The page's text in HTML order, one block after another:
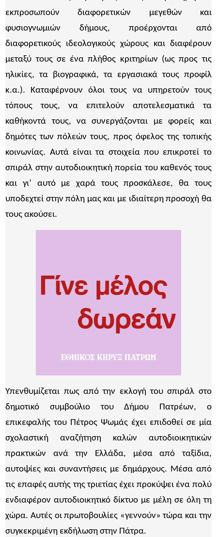
εκπροσωπούν διαφορετικών μεγεθών και
φυσιογνωμιών δήμους, προέρχονται από
διαφορετικούς ιδεολογικούς χώρους και διαφέρουν
μεταξύ τους σε ένα πλήθος κριτηρίων (ως προς τις
ηλικίες, τα βιογραφικά, τα εργασιακά τους προφίλ
κ.α.). Καταφέρνουν όλοι τους να υπηρετούν τους
τόπους τους, να επιτελούν αποτελεσματικά τα
καθήκοντά τους, να συνεργάζονται με φορείς και
δημότες των πόλεών τους, προς όφελος της τοπικής
κοινωνίας. Αυτά είναι τα στοιχεία που επικροτεί το
σπιράλ στην αυτοδιοικητική πορεία του καθενός τους
και γι’ αυτό με χαρά τους προσκάλεσε, θα τους
υποδεχτεί στην πόλη μας και με ιδιαίτερη προσοχή θα
τους ακούσει.
Υπενθυμίζεται πως από την εκλογή του σπιράλ στο
δημοτικό συμβούλιο του Δήμου Πατρέων, ο
επικεφαλής του Πέτρος Ψωμάς έχει επιδοθεί σε μία
σχολαστική αναζήτηση καλών αυτοδιοικητικών
πρακτικών ανά την Ελλάδα, μέσα από ταξίδια,
αυτοψίες και συναντήσεις με δημάρχους. Μέσα από
τις επαφές αυτής της τριετίας έχει προκύψει ένα πολύ
ενδιαφέρον αυτοδιοικητικό δίκτυο με μέλη σε όλη τη
χώρα. Αυτές οι πρωτοβουλίες «γεννούν» τώρα και την
συγκεκριμένη εκδήλωση στην Πάτρα.